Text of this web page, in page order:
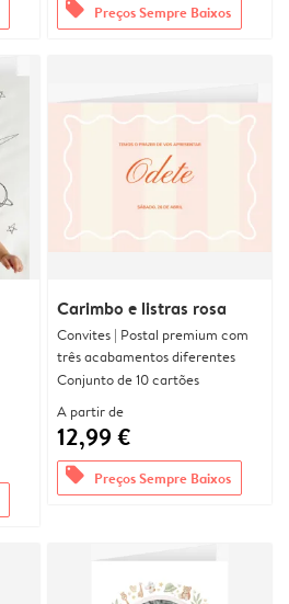
offers Preços Sempre Baixos
Carimbo e listras rosa
Convites | Postal premium com
três acabamentos diferentes
Conjunto de 10 cartões
A partir de
12,99 €
offers Preços Sempre Baixos